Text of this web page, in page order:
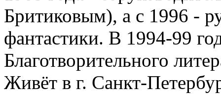
Бритиковым), а с 1996 -
фантастики. В 1994-99
Благотворительного
Живёт в г. Санкт-